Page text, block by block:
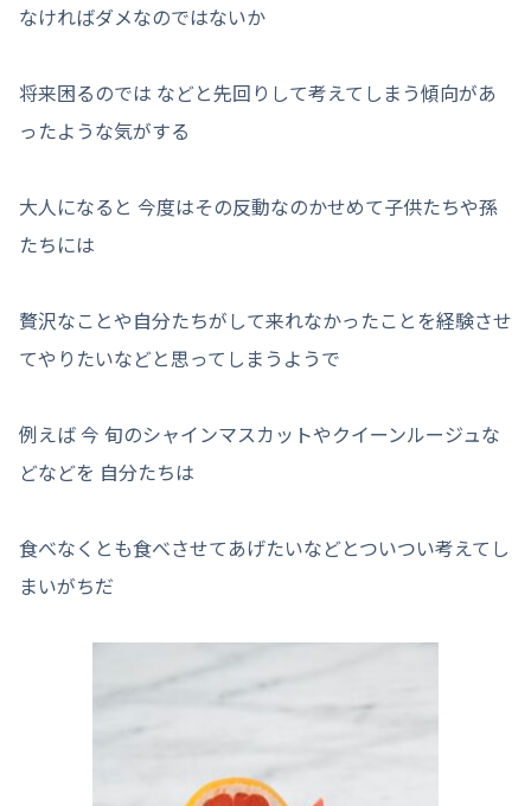
なければダメなのではないか
将来困るのでは などと先回りして考えてしまう傾向があ
ったような気がする
大人になると 今度はその反動なのかせめて子供たちや孫
たちには
贅沢なことや自分たちがして来れなかったことを経験させ
てやりたいなどと思ってしまうようで
例えば 今 旬のシャインマスカットやクイーンルージュな
どなどを 自分たちは
食べなくとも食べさせてあげたいなどとついつい考えてし
まいがちだ